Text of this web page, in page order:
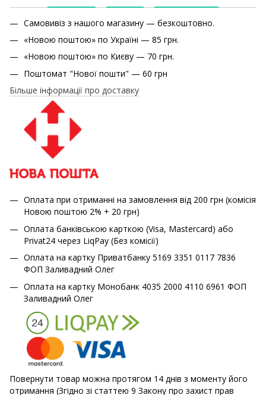
Самовивіз з нашого магазину — безкоштовно.
«Новою поштою» по Україні — 85 грн.
«Новою поштою» по Києву — 70 грн.
Поштомат "Нової пошти" — 60 грн
Більше інформації про доставку
Оплата при отриманні на замовлення від 200 грн (комісія
Новою поштою 2% + 20 грн)
Оплата банківською карткою (Visa, Mastercard) або
Privat24 через LiqPay (Без комісії)
Оплата на картку Приватбанку 5169 3351 0117 7836
ФОП Заливадний Олег
Оплата на картку Монобанк 4035 2000 4110 6961 ФОП
Заливадний Олег
Повернути товар можна протягом 14 днів з моменту його
отримання (Згідно зі статтею 9 Закону про захист прав